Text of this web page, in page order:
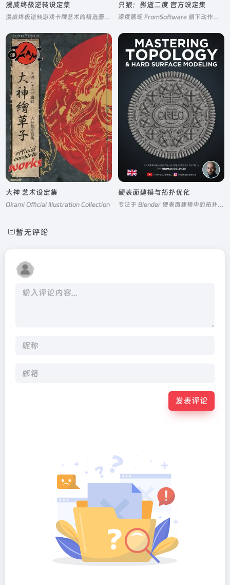
漫威终极逆转设定集
漫威终极逆转游戏卡牌艺术的精选画廊，而非传统的概念设计集
只狼：影逝二度 官方设定集
深度展现 FromSoftware 旗下动作游戏《只狼：影逝二度》视觉艺术的官方设定集
大神 艺术设定集
Okami Official Illustration Collection
硬表面建模与拓扑优化
专注于 Blender 硬表面建模中的拓扑学核心原理
暂无评论
发表评论